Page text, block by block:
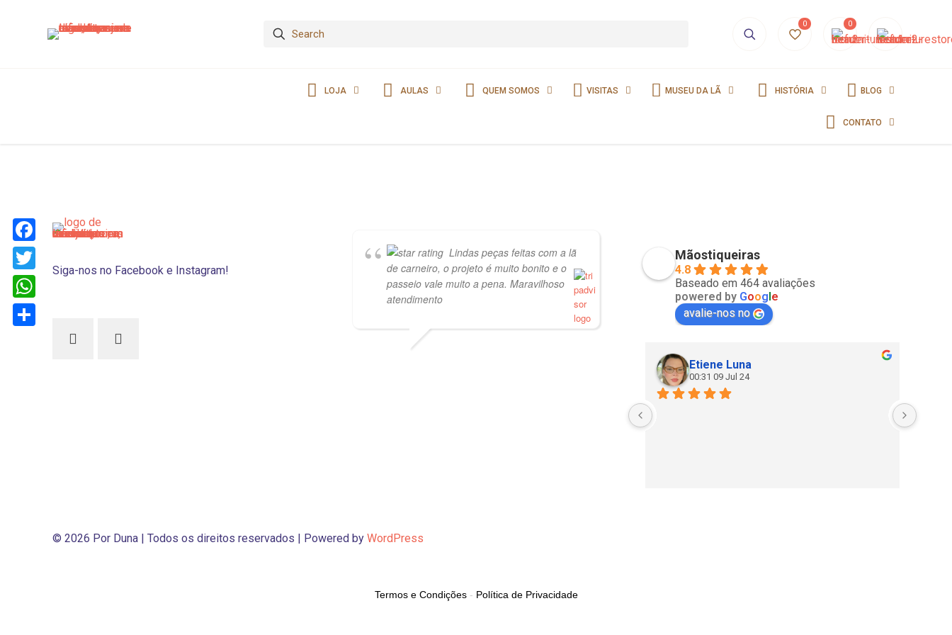
0 0
LOJA AULAS QUEM SOMOS VISITAS MUSEU DA LÃ HISTÓRIA BLOG
CONTATO
Siga-nos no Facebook e Instagram!
Lindas peças feitas com a lã
de carneiro, o projeto é muito bonito e o
passeio vale muito a pena. Maravilhoso
atendimento
Mãostiqueiras
4.8
Baseado em 464 avaliações
powered by Google
avalie-nos no
Etiene Luna
00:31 09 Jul 24
© 2026 Por Duna | Todos os direitos reservados | Powered by WordPress
Facebook
Twitter
WhatsApp
Termos e Condições- Política de Privacidade